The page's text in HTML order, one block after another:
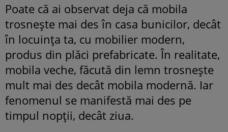
Poate că ai observat deja că mobila
trosnește mai des în casa bunicilor, decât
în locuința ta, cu mobilier modern,
produs din plăci prefabricate. În realitate,
mobila veche, făcută din lemn trosnește
mult mai des decât mobila modernă. Iar
fenomenul se manifestă mai des pe
timpul nopții, decât ziua.